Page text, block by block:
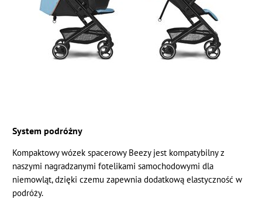
System podróżny
Kompaktowy wózek spacerowy Beezy jest kompatybilny z
naszymi nagradzanymi fotelikami samochodowymi dla
niemowląt, dzięki czemu zapewnia dodatkową elastyczność w
podróży.